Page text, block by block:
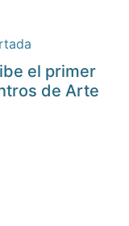
el primer
de Arte